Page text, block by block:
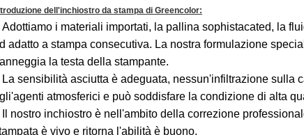
dell'inchiostro da stampa di Greencolor:
Adottiamo i materiali importati, la pallina sophistacated, la
adatto a stampa consecutiva. La nostra formulazione
la testa della stampante.
La sensibilità asciutta è adeguata, nessun'infiltrazione sulla
atmosferici e può soddisfare la condizione di alta
Il nostro inchiostro è nell'ambito della correzione
è vivo e ritorna l'abilità è buono.